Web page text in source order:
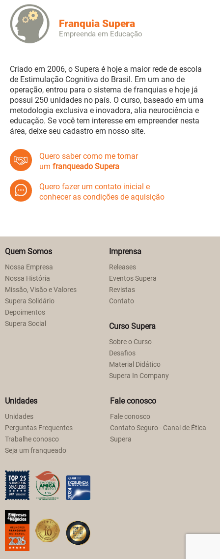
Franquia Supera
Empreenda em Educação
Criado em 2006, o Supera é hoje a maior rede de escola
de Estimulação Cognitiva do Brasil. Em um ano de
operação, entrou para o sistema de franquias e hoje já
possui 250 unidades no país. O curso, baseado em uma
metodologia exclusiva e inovadora, alia neurociência e
educação. Se você tem interesse em empreender nesta
área, deixe seu cadastro em nosso site.
Quero saber como me tornar
um franqueado Supera
Quero fazer um contato inicial e
conhecer as condições de aquisição
Quem Somos
Nossa Empresa
Nossa História
Missão, Visão e Valores
Supera Solidário
Depoimentos
Supera Social
Imprensa
Releases
Eventos Supera
Revistas
Contato
Curso Supera
Sobre o Curso
Desafios
Material Didático
Supera In Company
Unidades
Unidades
Perguntas Frequentes
Trabalhe conosco
Seja um franqueado
Fale conosco
Fale conosco
Contato Seguro - Canal de Ética
Supera